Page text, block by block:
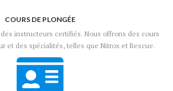
COURS DE PLONGÉE
instructeurs certifiés. Nous offrons des cours
et des spécialités, telles que Nitrox et Rescue.